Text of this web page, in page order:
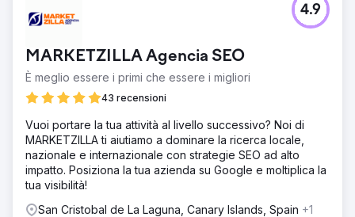
MARKETZILLA Agencia SEO
È meglio essere i primi che essere i migliori
43 recensioni
4.9
Vuoi portare la tua attività al livello successivo? Noi di
MARKETZILLA ti aiutiamo a dominare la ricerca locale,
nazionale e internazionale con strategie SEO ad alto
impatto. Posiziona la tua azienda su Google e moltiplica la
tua visibilità!
San Cristobal de La Laguna, Canary Islands, Spain +1